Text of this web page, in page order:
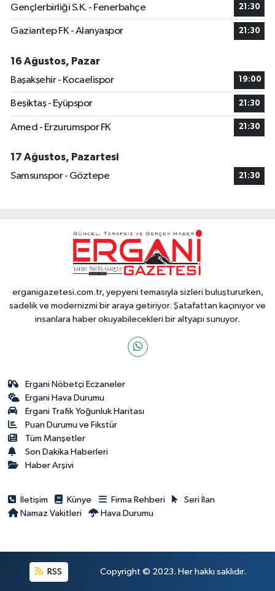
Gençlerbirliği S.K. - Fenerbahçe 21:30
Gaziantep FK - Alanyaspor 21:30
16 Ağustos, Pazar
Başakşehir - Kocaelispor
19:00
Beşiktaş - Eyüpspor 21:30
Amed - Erzurumspor FK 21:30
17 Ağustos, Pazartesi
Samsunspor - Göztepe
21:30
erganigazetesi.com.tr, yepyeni temasıyla sizleri buluştururken,
sadelik ve modernizmi bir araya getiriyor. Şatafattan kaçınıyor ve
insanlara haber okuyabilecekleri bir altyapı sunuyor.
Ergani Nöbetçi Eczaneler
Ergani Hava Durumu
Ergani Trafik Yoğunluk Haritası
Puan Durumu ve Fikstür
Tüm Manşetler
Son Dakika Haberleri
Haber Arşivi
İletişim Künye Firma Rehberi
Seri İlan
Namaz Vakitleri
Hava Durumu
RSS Copyright © 2023. Her hakkı saklıdır.